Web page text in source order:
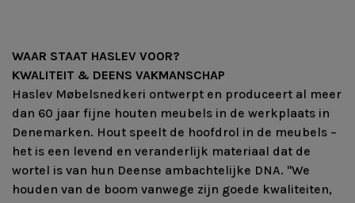
WAAR STAAT HASLEV VOOR?
KWALITEIT & DEENS VAKMANSCHAP
Haslev Møbelsnedkeri ontwerpt en produceert al meer
dan 60 jaar fijne houten meubels in de werkplaats in
Denemarken. Hout speelt de hoofdrol in de meubels –
het is een levend en veranderlijk materiaal dat de
wortel is van hun Deense ambachtelijke DNA. "We
houden van de boom vanwege zijn goede kwaliteiten,